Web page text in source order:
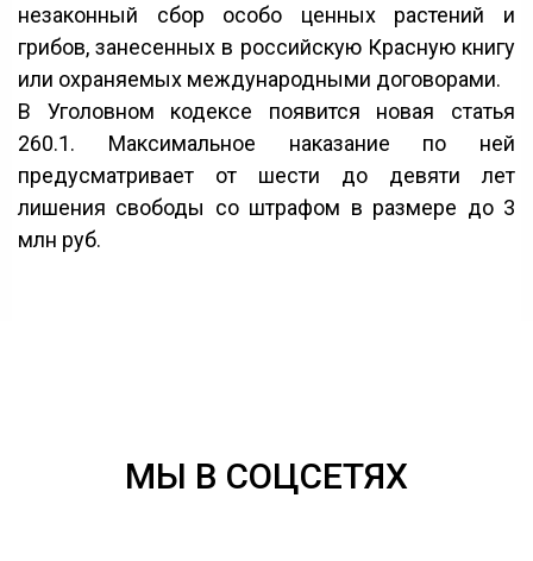
незаконный сбор особо ценных растений и
грибов, занесенных в российскую Красную книгу
или охраняемых международными договорами.
В Уголовном кодексе появится новая статья
260.1. Максимальное наказание по ней
предусматривает от шести до девяти лет
лишения свободы со штрафом в размере до 3
млн руб.
МЫ В СОЦСЕТЯХ